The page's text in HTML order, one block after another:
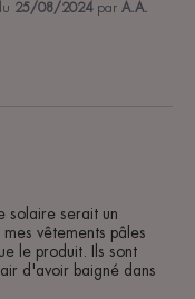
25/08/2024 par A.A.
solaire serait un
vêtements pâles
le produit. Ils sont
d'avoir baigné dans